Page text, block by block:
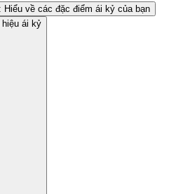
về các đặc điểm ái kỷ của bạn
ái kỷ